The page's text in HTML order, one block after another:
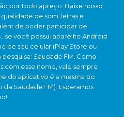
por todo apreço. Baixe nosso
de som, letras e
de poder participar de
você possui aparelho Android
de seu celular (Play Store ou
Saudade FM. Como
com esse nome, vale sempre
do aplicativo é a mesma do
Saudade FM). Esperamos